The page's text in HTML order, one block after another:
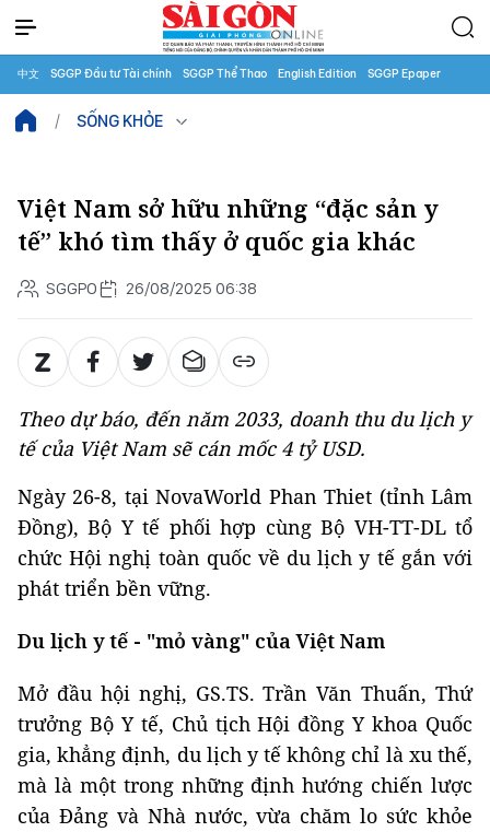
中文 SGGP Đầu tư Tài chính SGGP Thể Thao English Edition SGGP Epaper
SỐNG KHỎE
Việt Nam sở hữu những “đặc sản y
tế” khó tìm thấy ở quốc gia khác
SGGPO 26/08/2025 06:38
Theo dự báo, đến năm 2033, doanh thu du lịch y
tế của Việt Nam sẽ cán mốc 4 tỷ USD.
Ngày 26-8, tại NovaWorld Phan Thiet (tỉnh Lâm
Đồng), Bộ Y tế phối hợp cùng Bộ VH-TT-DL tổ
chức Hội nghị toàn quốc về du lịch y tế gắn với
phát triển bền vững.
Du lịch y tế - "mỏ vàng" của Việt Nam
Mở đầu hội nghị, GS.TS. Trần Văn Thuấn, Thứ
trưởng Bộ Y tế, Chủ tịch Hội đồng Y khoa Quốc
gia, khẳng định, du lịch y tế không chỉ là xu thế,
mà là một trong những định hướng chiến lược
của Đảng và Nhà nước, vừa chăm lo sức khỏe